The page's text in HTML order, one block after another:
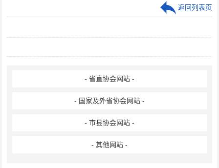
返回列表页
- 省直协会网站 -
- 国家及外省协会网站 -
- 市县协会网站 -
- 其他网站 -